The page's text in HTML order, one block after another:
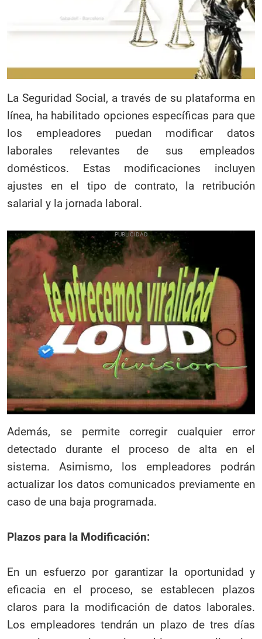
La Seguridad Social, a través de su plataforma en
línea, ha habilitado opciones específicas para que
los empleadores puedan modificar datos
laborales relevantes de sus empleados
domésticos. Estas modificaciones incluyen
ajustes en el tipo de contrato, la retribución
salarial y la jornada laboral.
Además, se permite corregir cualquier error
detectado durante el proceso de alta en el
sistema. Asimismo, los empleadores podrán
actualizar los datos comunicados previamente en
caso de una baja programada.
Plazos para la Modificación:
En un esfuerzo por garantizar la oportunidad y
eficacia en el proceso, se establecen plazos
claros para la modificación de datos laborales.
Los empleadores tendrán un plazo de tres días